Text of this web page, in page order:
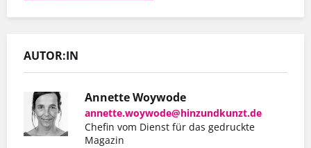
AUTOR:IN
Annette Woywode
annette.woywode@hinzundkunzt.de
Chefin vom Dienst für das gedruckte
Magazin